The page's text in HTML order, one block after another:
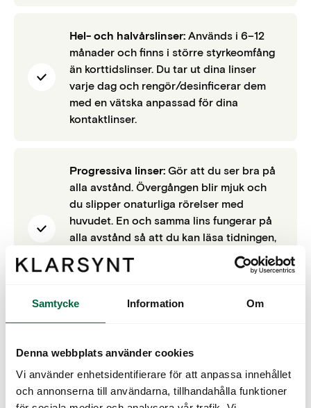
Samtycke Information Om
Denna webbplats använder cookies
Vi använder enhetsidentifierare för att anpassa innehållet
och annonserna till användarna, tillhandahålla funktioner
Hel- och halvårslinser: Används i 6–12
månader och finns i större styrkeomfång
än korttidslinser. Du tar ut dina linser
varje dag och rengör/desinficerar dem
med en vätska anpassad för dina
kontaktlinser.
Progressiva linser: Gör att du ser bra på
alla avstånd. Övergången blir mjuk och
du slipper onaturliga rörelser med
huvudet. En och samma lins fungerar på
alla avstånd så att du kan läsa tidningen,
arbeta vid datorn och köra bil. Det går
att få både endags- och månadslinser
och finns som månads- och
endagslinser.